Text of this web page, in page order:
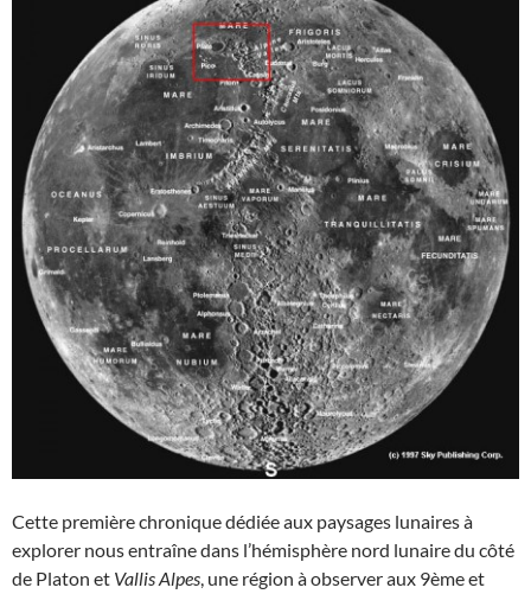
Cette première chronique dédiée aux paysages lunaires à
explorer nous entraîne dans l’hémisphère nord lunaire du côté
de Platon et Vallis Alpes, une région à observer aux 9ème et